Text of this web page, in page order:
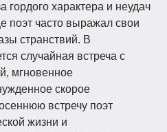
гордого характера и неудач
поэт часто выражал свои
странствий. В
случайная встреча с
мгновенное
скорое
встречу поэт
жизни и